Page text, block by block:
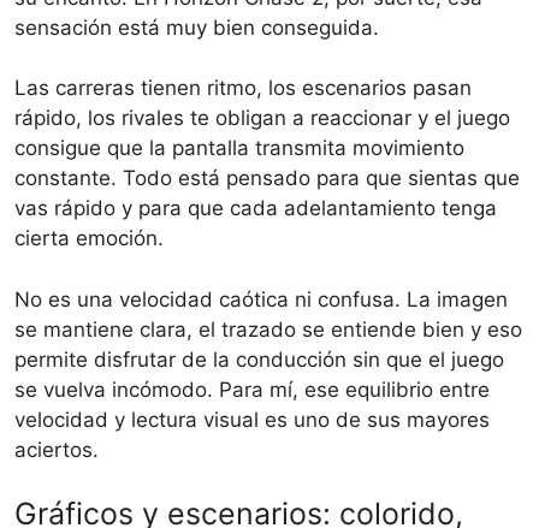
sensación está muy bien conseguida.
Las carreras tienen ritmo, los escenarios pasan
rápido, los rivales te obligan a reaccionar y el juego
consigue que la pantalla transmita movimiento
constante. Todo está pensado para que sientas que
vas rápido y para que cada adelantamiento tenga
cierta emoción.
No es una velocidad caótica ni confusa. La imagen
se mantiene clara, el trazado se entiende bien y eso
permite disfrutar de la conducción sin que el juego
se vuelva incómodo. Para mí, ese equilibrio entre
velocidad y lectura visual es uno de sus mayores
aciertos.
Gráficos y escenarios: colorido,